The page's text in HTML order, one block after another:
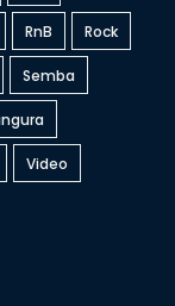
RnB Rock
Semba
Video